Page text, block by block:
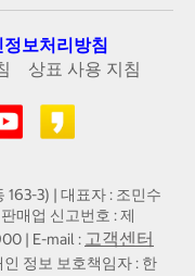
보처리방침
상표 사용 지침
3) | 대표자 : 조민수
매업 신고번호 : 제
| E-mail : 고객센터
인 정보 보호책임자 : 한